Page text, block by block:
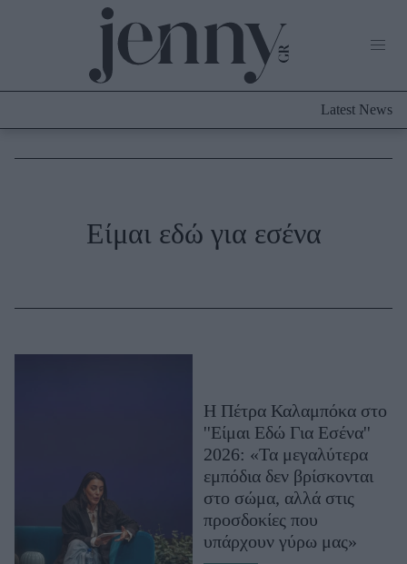
Culture
Well being
Υγεία + Διατροφή
Latest News
Είμαι εδώ για εσένα
Η Πέτρα Καλαμπόκα στο
''Είμαι Εδώ Για Εσένα''
2026: «Τα μεγαλύτερα
εμπόδια δεν βρίσκονται
στο σώμα, αλλά στις
προσδοκίες που
υπάρχουν γύρω μας»